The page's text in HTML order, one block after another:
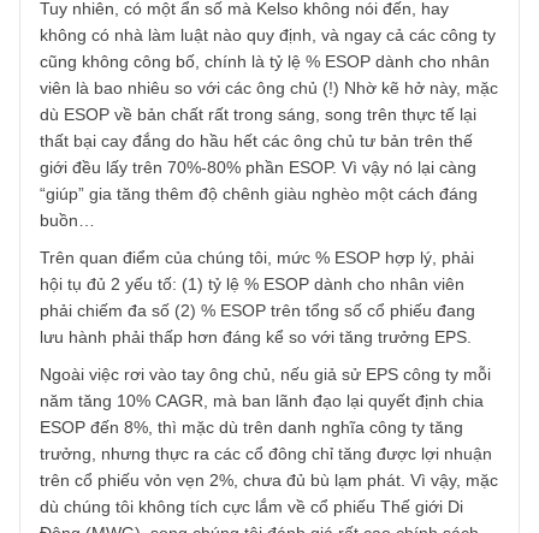
ngày càng thu được nhiều lợi lộc hơn bằng cấp số nhân
trong khi các nhân viên, công nhân (labour) sẽ ngày càng
nghèo đi do lạm phát và không hưởng được tương xứng
công lao của họ. Do đó, ông phát minh ra ESOP, thậm chí
cả CSOP (dành cho các nông dân, chủ doanh nghiệp nhỏ
khách hàng) để gắn liền lợi ích của nhân viên với doanh
nghiệp đó. Có như vậy, họ không chỉ được đảm bảo về
ty, giúp công ty thịnh vượng bền vững.
Tuy nhiên, có một ẩn số mà Kelso không nói đến, hay
không có nhà làm luật nào quy định, và ngay cả các công
cũng không công bố, chính là tỷ lệ % ESOP dành cho
viên là bao nhiêu so với các ông chủ (!) Nhờ kẽ hở này,
dù ESOP về bản chất rất trong sáng, song trên thực tế lại
thất bại cay đắng do hầu hết các ông chủ tư bản trên thế
giới đều lấy trên 70%-80% phần ESOP. Vì vậy nó lại càng
“giúp” gia tăng thêm độ chênh giàu nghèo một cách đáng